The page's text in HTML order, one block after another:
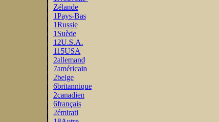
Zélande
1Pays-Bas
1Russie
1Suède
12U.S.A.
115USA
2allemand
7américain
2belge
6britannique
2canadien
6français
2émirati